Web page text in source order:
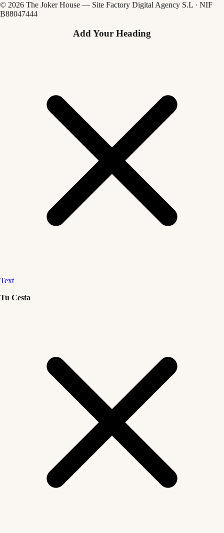
© 2026 The Joker House — Site Factory Digital Agency S.L · NIF
B88047444
Add Your Heading
Text
Tu Cesta